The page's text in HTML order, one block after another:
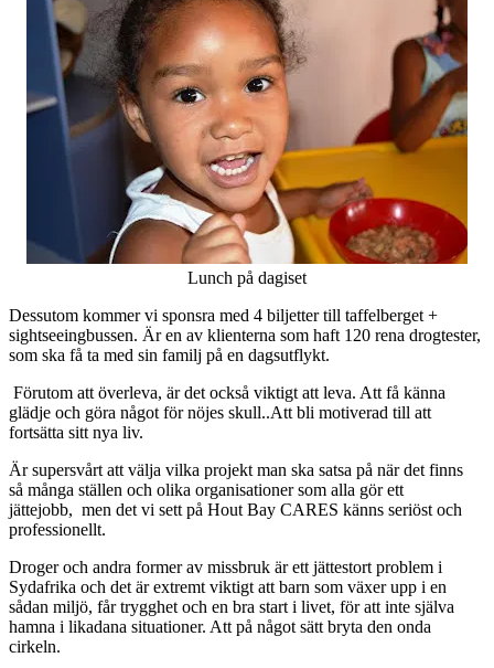
Lunch på dagiset
Dessutom kommer vi sponsra med 4 biljetter till taffelberget +
sightseeingbussen. Är en av klienterna som haft 120 rena drogtester,
som ska få ta med sin familj på en dagsutflykt.
Förutom att överleva, är det också viktigt att leva. Att få känna
glädje och göra något för nöjes skull..Att bli motiverad till att
fortsätta sitt nya liv.
Är supersvårt att välja vilka projekt man ska satsa på när det finns
så många ställen och olika organisationer som alla gör ett
jättejobb, men det vi sett på Hout Bay CARES känns seriöst och
professionellt.
Droger och andra former av missbruk är ett jättestort problem i
Sydafrika och det är extremt viktigt att barn som växer upp i en
sådan miljö, får trygghet och en bra start i livet, för att inte själva
hamna i likadana situationer. Att på något sätt bryta den onda
cirkeln.